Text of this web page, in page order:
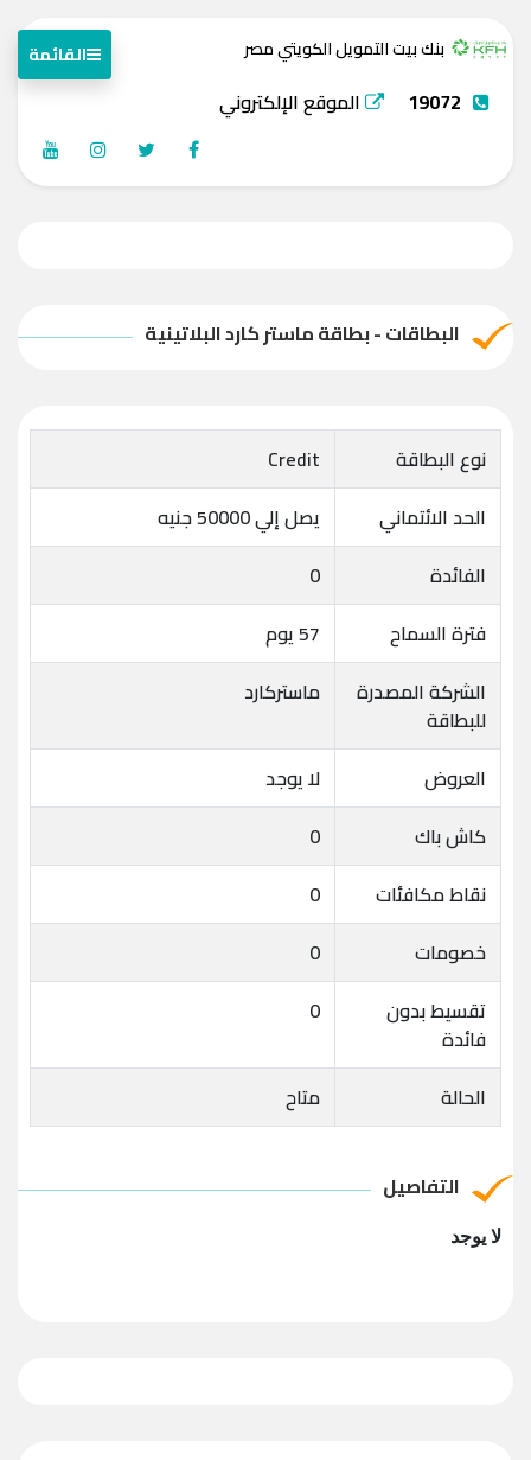
بنك بيت التمويل الكويتي مصر القائمة
19072 الموقع الإلكتروني
البطاقات - بطاقة ماستر كارد البلاتينية
نوع البطاقة
Credit
الحد الائتماني
يصل إلي 50000 جنيه
الفائدة
0
فترة السماح
57 يوم
الشركة المصدرة
للبطاقة
ماستركارد
العروض
لا يوجد
كاش باك
0
نقاط مكافئات
0
خصومات
0
تقسيط بدون
فائدة
0
الحالة متاح
التفاصيل
لا يوجد